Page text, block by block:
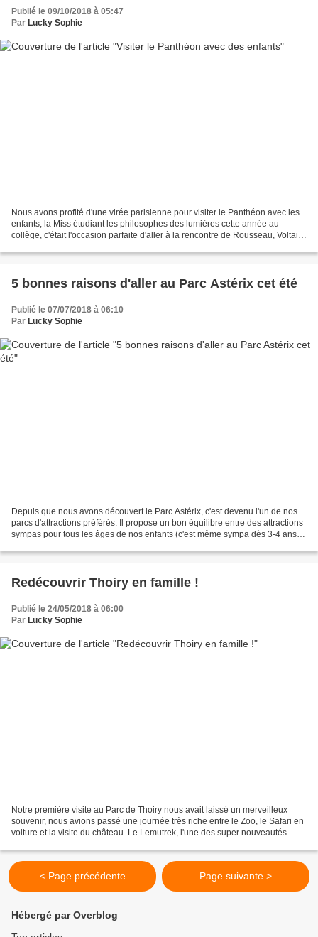
Publié le 09/10/2018 à 05:47
Par Lucky Sophie
Nous avons profité d'une virée parisienne pour visiter le Panthéon avec les
enfants, la Miss étudiant les philosophes des lumières cette année au
collège, c'était l'occasion parfaite d'aller à la rencontre de Rousseau, Voltaire
5 bonnes raisons d'aller au Parc Astérix cet été
Publié le 07/07/2018 à 06:10
Par Lucky Sophie
Depuis que nous avons découvert le Parc Astérix, c'est devenu l'un de nos
parcs d'attractions préférés. Il propose un bon équilibre entre des attractions
sympas pour tous les âges de nos enfants (c'est même sympa dès 3-4 ans
Redécouvrir Thoiry en famille !
Publié le 24/05/2018 à 06:00
Par Lucky Sophie
Notre première visite au Parc de Thoiry nous avait laissé un merveilleux
souvenir, nous avions passé une journée très riche entre le Zoo, le Safari en
voiture et la visite du château. Le Lemutrek, l'une des super nouveautés
< Page précédente Page suivante >
Hébergé par Overblog